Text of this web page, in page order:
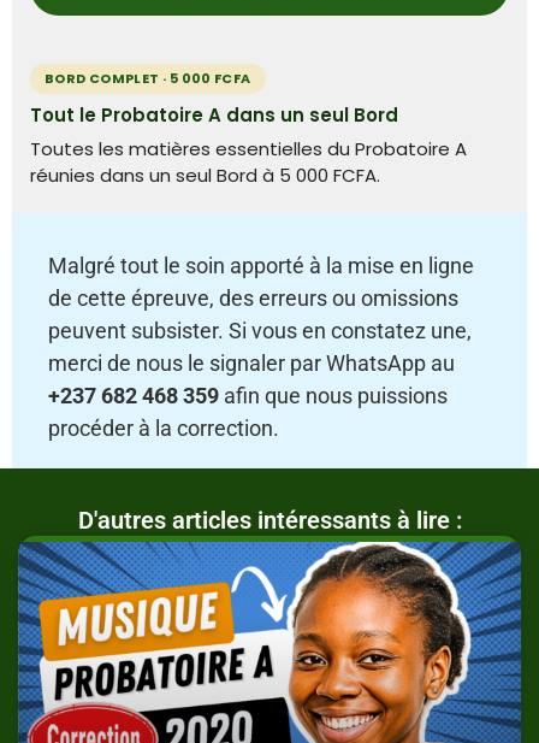
BORD COMPLET · 5 000 FCFA
Tout le Probatoire A dans un seul Bord
Toutes les matières essentielles du Probatoire A
réunies dans un seul Bord à 5 000 FCFA.
Malgré tout le soin apporté à la mise en ligne
de cette épreuve, des erreurs ou omissions
peuvent subsister. Si vous en constatez une,
merci de nous le signaler par WhatsApp au
+237 682 468 359 afin que nous puissions
procéder à la correction.
D'autres articles intéressants à lire :